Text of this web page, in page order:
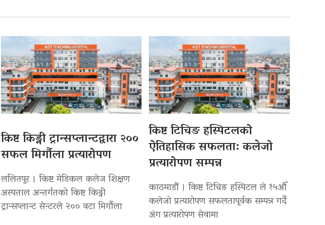
किष्ट किड्नी ट्रान्सप्लान्टद्वारा २००
सफल मिर्गौला प्रत्यारोपण
ललितपुर । किष्ट मेडिकल कलेज शिक्षण
अस्पताल अन्तर्गतको किष्ट किड्नी
ट्रान्सप्लान्ट सेन्टरले २०० वटा मिर्गौला
किष्ट टिचिङ हस्पिटलको
ऐतिहासिक सफलता: कलेजो
प्रत्यारोपण सम्पन्न
काठमाडौं । किष्ट टिचिङ हस्पिटल ले १५औँ
कलेजो प्रत्यारोपण सफलतापूर्वक सम्पन्न गर्दै
अंग प्रत्यारोपण सेवामा